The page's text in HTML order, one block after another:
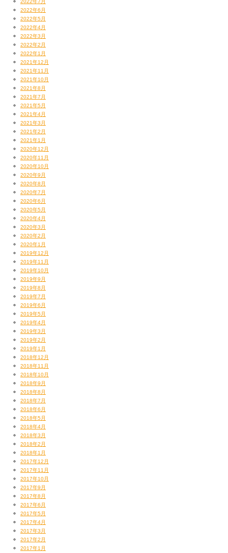
2022年6月
2022年5月
2022年4月
2022年3月
2022年2月
2022年1月
2021年12月
2021年11月
2021年10月
2021年8月
2021年7月
2021年5月
2021年4月
2021年3月
2021年2月
2021年1月
2020年12月
2020年11月
2020年10月
2020年9月
2020年8月
2020年7月
2020年6月
2020年5月
2020年4月
2020年3月
2020年2月
2020年1月
2019年12月
2019年11月
2019年10月
2019年9月
2019年8月
2019年7月
2019年6月
2019年5月
2019年4月
2019年3月
2019年2月
2019年1月
2018年12月
2018年11月
2018年10月
2018年9月
2018年8月
2018年7月
2018年6月
2018年5月
2018年4月
2018年3月
2018年2月
2018年1月
2017年12月
2017年11月
2017年10月
2017年9月
2017年8月
2017年6月
2017年5月
2017年4月
2017年3月
2017年2月
2017年1月